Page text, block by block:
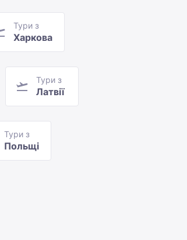
Тури з
Харкова
Тури з
Латвії
Тури з
Польщі